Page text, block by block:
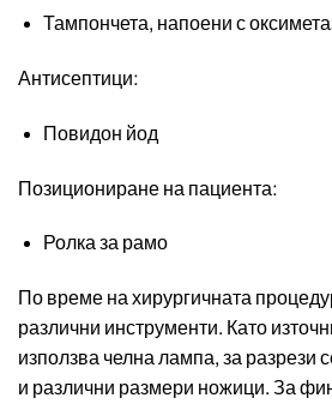
Тампончета, напоени с
Антисептици:
Повидон йод
Позициониране на пациента:
Ролка за рамо
По време на хирургичната
различни инструменти. Като
използва челна лампа, за разрези
и различни размери ножици. За